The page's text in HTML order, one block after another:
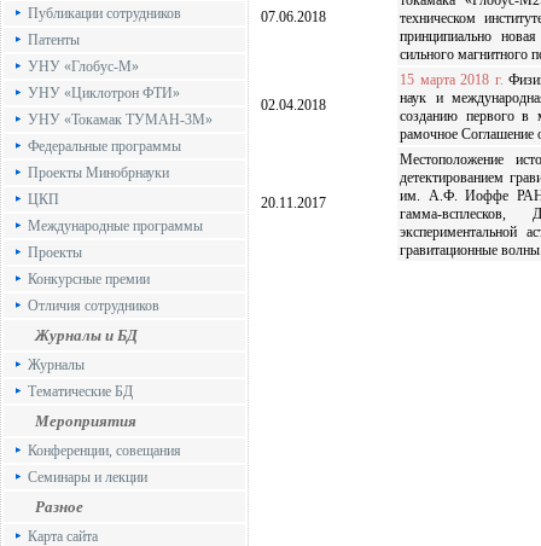
Публикации сотрудников
Патенты
УНУ «Глобус-М»
УНУ «Циклотрон ФТИ»
УНУ «Токамак ТУМАН-3М»
Федеральные программы
Проекты Минобрнауки
ЦКП
Международные программы
Проекты
Конкурсные премии
Отличия сотрудников
Журналы и БД
Журналы
Тематические БД
Мероприятия
Конференции, совещания
Семинары и лекции
Разное
Карта сайта
07.06.2018
техническом
принципиально
сильного магнитного
02.04.2018
15 марта 2018 г.
наук и
созданию первого в
рамочное Соглашение
20.11.2017
Местоположение
детектированием
им. А.Ф. Иоффе РАН.
гамма-
экспериментальной
гравитационные